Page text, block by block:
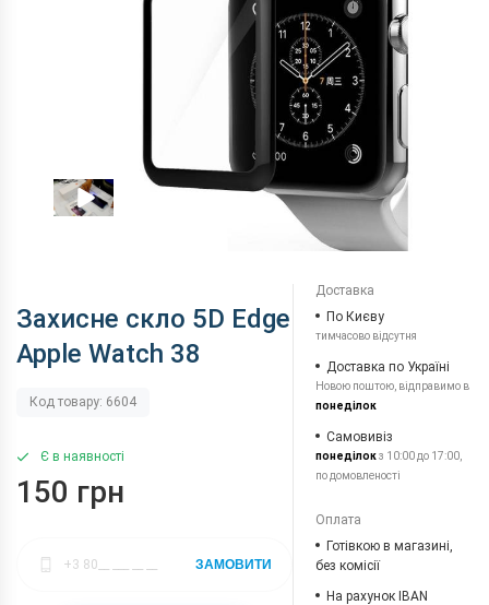
Захисне скло 5D Edge
Apple Watch 38
Код товару: 6604
Є в наявності
150 грн
ЗАМОВИТИ
Доставка
По Києву
тимчасово відсутня
Доставка по Україні
Новою поштою, відправимо в
понеділок
Самовивіз
понеділокз 10:00 до 17:00,
по домовленості
Оплата
Готівкою в магазині,
без комісії
На рахунок IBAN